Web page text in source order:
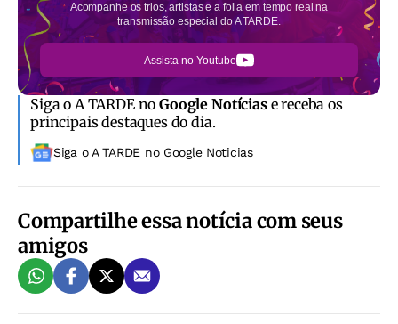
Acompanhe os trios, artistas e a folia em tempo real na
transmissão especial do A TARDE.
Assista no Youtube
Siga o A TARDE noGoogle Notíciase receba os
principais destaques do dia.
Siga o A TARDE no Google Noticias
Compartilhe essa notícia com seus
amigos